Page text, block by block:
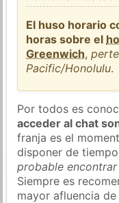
El huso horario
horas sobre el
Greenwich,
Pacific/Honolulu.
Por todos es
acceder al chat
franja es el
disponer de
probable
Siempre es
mayor afluencia de